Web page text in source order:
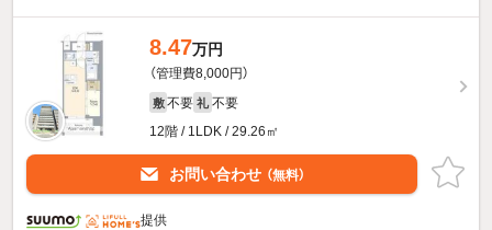
8.47万円
（管理費8,000円）
敷 不要 礼 不要
12階 / 1LDK / 29.26㎡
お問い合わせ （無料）
提供